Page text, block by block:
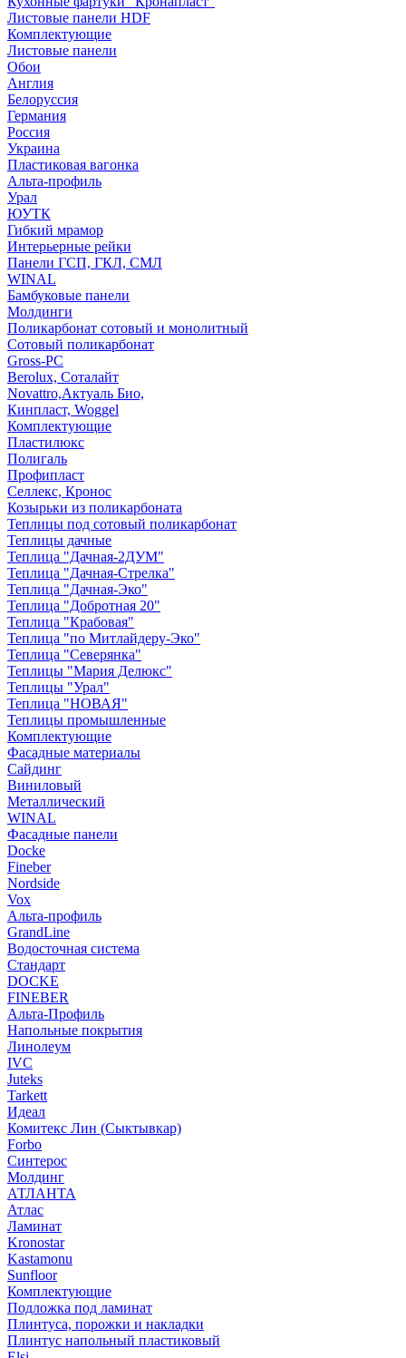
Листовые панели HDF
Комплектующие
Листовые панели
Обои
Англия
Белоруссия
Германия
Россия
Украина
Пластиковая вагонка
Альта-профиль
Урал
ЮУТК
Гибкий мрамор
Интерьерные рейки
Панели ГСП, ГКЛ, СМЛ
WINAL
Бамбуковые панели
Молдинги
Поликарбонат сотовый и монолитный
Сотовый поликарбонат
Gross-PC
Berolux, Соталайт
Novattro,Актуаль Био,
Кинпласт, Woggel
Комплектующие
Пластилюкс
Полигаль
Профипласт
Селлекс, Кронос
Козырьки из поликарбоната
Теплицы под сотовый поликарбонат
Теплицы дачные
Теплица "Дачная-2ДУМ"
Теплица "Дачная-Стрелка"
Теплица "Дачная-Эко"
Теплица "Добротная 20"
Теплица "Крабовая"
Теплица "по Митлайдеру-Эко"
Теплица "Северянка"
Теплицы "Мария Делюкс"
Теплицы "Урал"
Теплица "НОВАЯ"
Теплицы промышленные
Комплектующие
Фасадные материалы
Сайдинг
Виниловый
Металлический
WINAL
Фасадные панели
Docke
Fineber
Nordside
Vox
Альта-профиль
GrandLine
Водосточная система
Стандарт
DOCKE
FINEBER
Альта-Профиль
Напольные покрытия
Линолеум
IVC
Juteks
Tarkett
Идеал
Комитекс Лин (Сыктывкар)
Forbo
Синтерос
Молдинг
АТЛАНТА
Атлас
Ламинат
Kronostar
Kastamonu
Sunfloor
Комплектующие
Подложка под ламинат
Плинтуса, порожки и накладки
Плинтус напольный пластиковый